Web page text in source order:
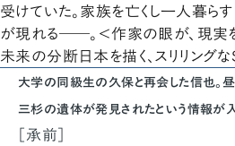
受けていた。家族を亡くし一人暮ら
が現れる――。＜作家の眼が、現実
未来の分断日本を描く、スリリング
大学の同級生の久保と再会した信也。
三杉の遺体が発見されたという情報が入
［承前］